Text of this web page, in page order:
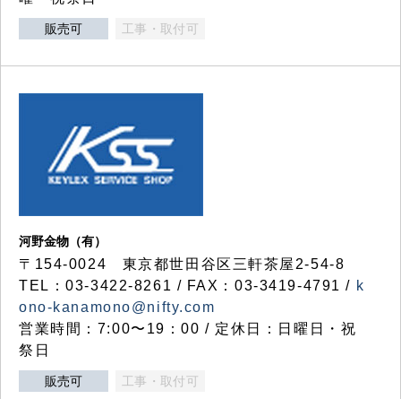
販売可 工事・取付可
河野金物（有）
〒154-0024 東京都世田谷区三軒茶屋2-54-8
TEL：03-3422-8261 / FAX：03-3419-4791 / k
ono-kanamono@nifty.com
営業時間：7:00〜19：00 / 定休日：日曜日・祝
祭日
販売可 工事・取付可